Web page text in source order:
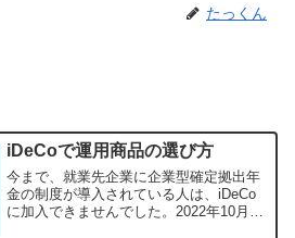
たっくん
iDeCoで運用商品の選び方
今まで、就業先企業に企業型確定拠出年
金の制度が導入されている人は、iDeCo
に加入できませんでした。2022年10月に